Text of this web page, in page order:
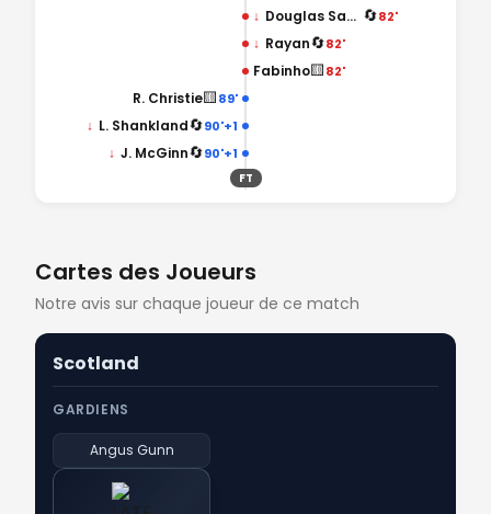
↓ Douglas Santos 🔄82'
↓ Rayan🔄82'
Fabinho🟨82'
89'
🟨
R. Christie
90'+1
🔄
↓ L. Shankland
90'+1
🔄
↓ J. McGinn
FT
Cartes des Joueurs
Notre avis sur chaque joueur de ce match
Scotland
GARDIENS
Angus Gunn